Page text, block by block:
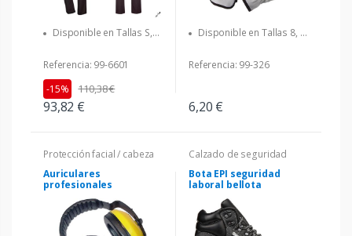
Disponible en Tallas S,
Referencia: 99-6601
93,82 €
-15% 110,38 €
Disponible en Tallas 8, 9,
Referencia: 99-326
6,20 €
Protección facial / cabeza
Auriculares
profesionales
Calzado de seguridad
Bota EPI seguridad
laboral bellota